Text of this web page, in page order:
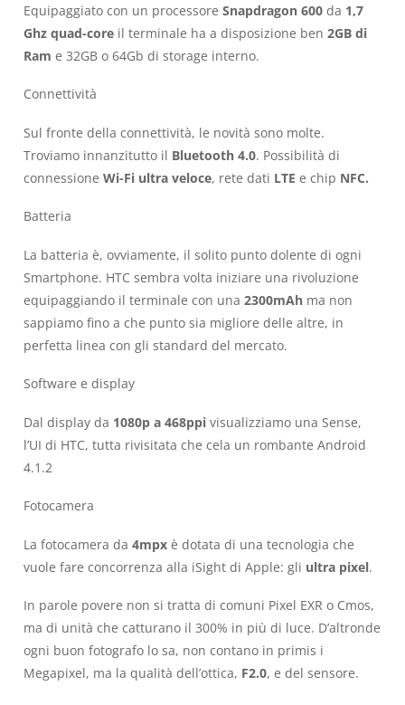
Equipaggiato con un processore Snapdragon 600 da 1,7
Ghz quad-core il terminale ha a disposizione ben 2GB di
Ram e 32GB o 64Gb di storage interno.
Connettività
Sul fronte della connettività, le novità sono molte.
Troviamo innanzitutto il Bluetooth 4.0. Possibilità di
connessione Wi-Fi ultra veloce, rete dati LTE e chip NFC.
Batteria
La batteria è, ovviamente, il solito punto dolente di ogni
Smartphone. HTC sembra volta iniziare una rivoluzione
equipaggiando il terminale con una 2300mAh ma non
sappiamo fino a che punto sia migliore delle altre, in
perfetta linea con gli standard del mercato.
Software e display
Dal display da 1080p a 468ppi visualizziamo una Sense,
l’UI di HTC, tutta rivisitata che cela un rombante Android
4.1.2
Fotocamera
La fotocamera da 4mpx è dotata di una tecnologia che
vuole fare concorrenza alla iSight di Apple: gli ultra pixel.
In parole povere non si tratta di comuni Pixel EXR o Cmos,
ma di unità che catturano il 300% in più di luce. D’altronde
ogni buon fotografo lo sa, non contano in primis i
Megapixel, ma la qualità dell’ottica, F2.0, e del sensore.